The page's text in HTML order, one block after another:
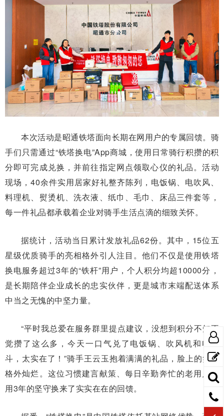
本次活动是昭通铁塔面向长期在网用户的专属回馈。骑
手们只需通过“铁塔换电”App商城，使用日常骑行积攒的积
分即可完成兑换，并前往指定网点领取心仪的礼品。活动
现场，40余件实用居家好礼整齐陈列，电饭锅、电吹风、
料理机、熨烫机、洗衣液、纸巾、毛巾、床品三件套等，
每一件礼品都承载着企业对骑手生活点滴的细致关怀。
据统计，活动当日累计发放礼品62份。其中，15位五
星级优质骑手的亮相格外引人注目。他们不仅是使用铁塔
换电服务超过3年的“铁杆”用户，个人积分均超10000分，
是长期陪伴企业成长的忠实伙伴，更是城市末端配送体系
中当之无愧的中坚力量。
“平时我总爱在服务群里提点建议，没想到积分不知不
觉攒了这么多，今天一口气兑了电饭锅、吹风机和电熨
斗，太实在了！”骑手王云玉抱着满满的礼品，脸上的笑容
格外灿烂。这位习惯建言献策、每日辛勤奔忙的老用户，
用3年的坚守换来了实实在在的回馈。